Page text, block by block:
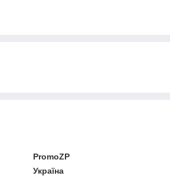
PromoZP
Україна